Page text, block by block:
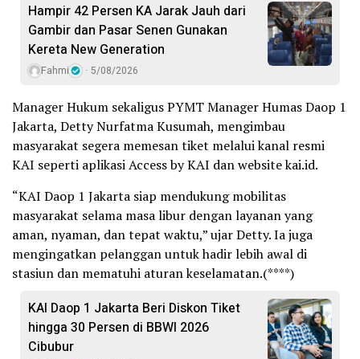
Hampir 42 Persen KA Jarak Jauh dari
Gambir dan Pasar Senen Gunakan
Kereta New Generation
Fahmi 5/08/2026
Manager Hukum sekaligus PYMT Manager Humas Daop 1
Jakarta, Detty Nurfatma Kusumah, mengimbau
masyarakat segera memesan tiket melalui kanal resmi
KAI seperti aplikasi Access by KAI dan website kai.id.
“KAI Daop 1 Jakarta siap mendukung mobilitas
masyarakat selama masa libur dengan layanan yang
aman, nyaman, dan tepat waktu,” ujar Detty. Ia juga
mengingatkan pelanggan untuk hadir lebih awal di
stasiun dan mematuhi aturan keselamatan.(****)
KAI Daop 1 Jakarta Beri Diskon Tiket
hingga 30 Persen di BBWI 2026
Cibubur